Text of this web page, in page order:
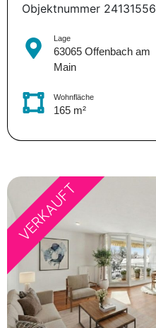
Objektnummer 24131556
Lage
63065 Offenbach am
Main
Wohnfläche
165 m²
VERKAUFT